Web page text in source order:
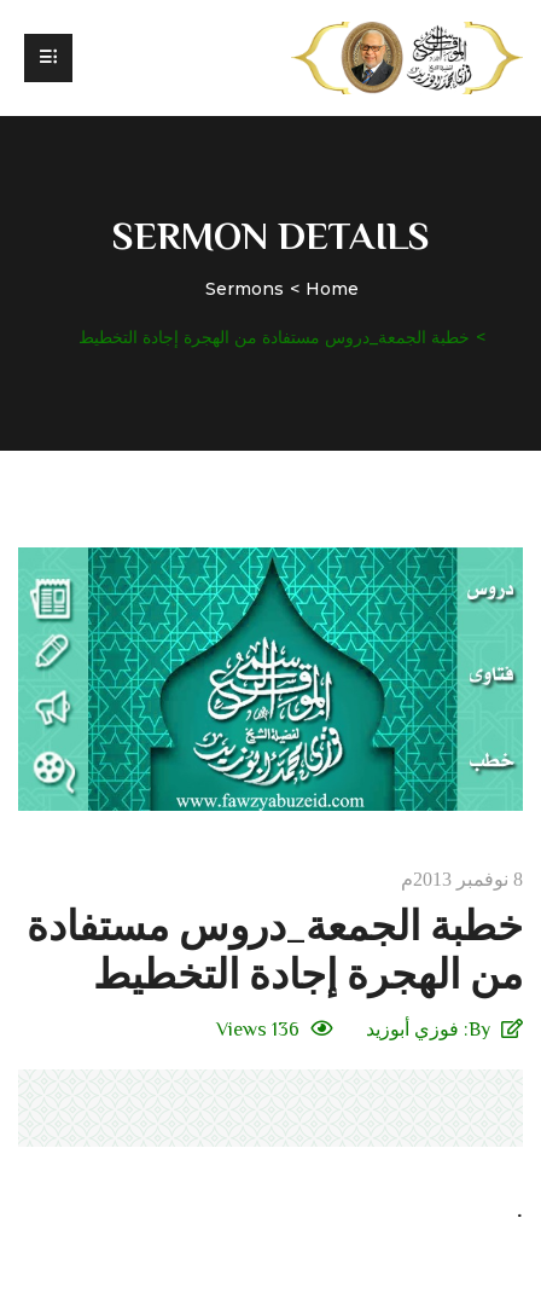
SERMON DETAILS
Home
Sermons
خطبة الجمعة_دروس مستفادة من الهجرة إجادة التخطيط
8 نوفمبر 2013م
خطبة الجمعة_دروس مستفادة
من الهجرة إجادة التخطيط
By: فوزي أبوزيد 136 Views
.